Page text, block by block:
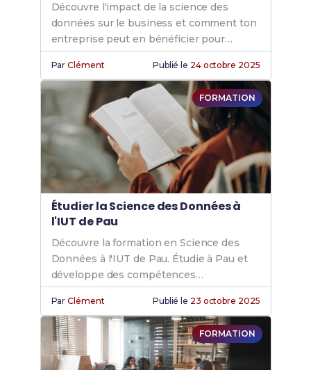
Découvre l'impact de la science des
données sur le business et comment ton
entreprise peut en bénéficier pour
optimiser ses performances.
ParClément Publié le 24 octobre 2025
FORMATION
Étudier la Science des Données à
l'IUT de Pau
Découvre la formation en Science des
Données à l'IUT de Pau. Étudie à Pau et
développe des compétences
recherchées en analyse et gestion des
données.
ParClément Publié le 23 octobre 2025
FORMATION